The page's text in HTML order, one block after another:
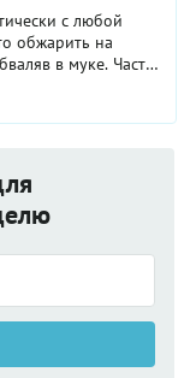
с любой
обжарить на
в муке. Часто